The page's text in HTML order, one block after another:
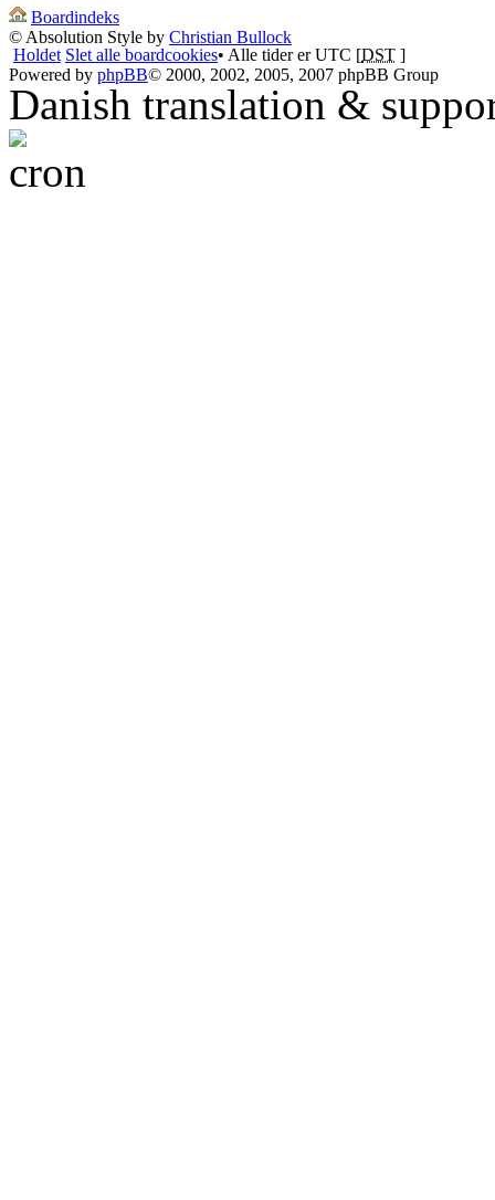
Boardindeks
© Absolution Style by Christian Bullock
Holdet Slet alle boardcookies• Alle tider er UTC [DST ]
Powered by phpBB© 2000, 2002, 2005, 2007 phpBB Group
Danish translation &